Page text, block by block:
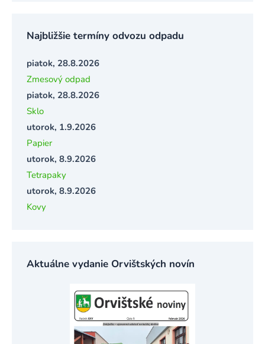
Najbližšie termíny odvozu odpadu
piatok, 28.8.2026
Zmesový odpad
piatok, 28.8.2026
Sklo
utorok, 1.9.2026
Papier
utorok, 8.9.2026
Tetrapaky
utorok, 8.9.2026
Kovy
Aktuálne vydanie Orvištských novín